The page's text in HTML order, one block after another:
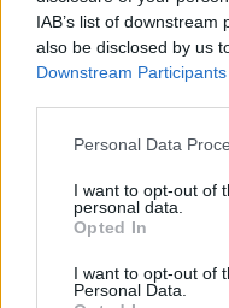
IAB’s list of
also be disclosed by us
Downstream Participants
Personal Data
I want to opt-out of
personal data.
Opted In
I want to opt-out of
Personal Data.
em Honda, e da
Yamaha, nas motos
CFMOTO /
Quads